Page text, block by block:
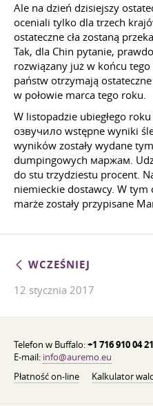
Ale na dzień dzisiejszy
oceniali tylko dla trzech
ostateczne cła zostaną
Tak, dla Chin pytanie,
rozwiązany już w końcu tego
państw otrzymają
w połowie marca tego roku.
W listopadzie ubiegłego
озвучило wstępne wyniki
wyników zostały wydane
dumpingowych маржам.
do stu trzydziestu procent.
niemieckie dostawcy. W
marże zostały przypisane
WCZEŚNIEJ
12 stycznia 2017
Telefon w Buffalo:+1 716 910 04 21
E-mail: info@auremo.eu
Płatność on-line
Kalkulator